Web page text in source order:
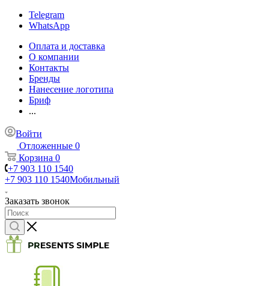
Telegram
WhatsApp
Оплата и доставка
О компании
Контакты
Бренды
Нанесение логотипа
Бриф
...
Войти
Отложенные 0
Корзина 0
+7 903 110 1540
+7 903 110 1540Мобильный
Заказать звонок